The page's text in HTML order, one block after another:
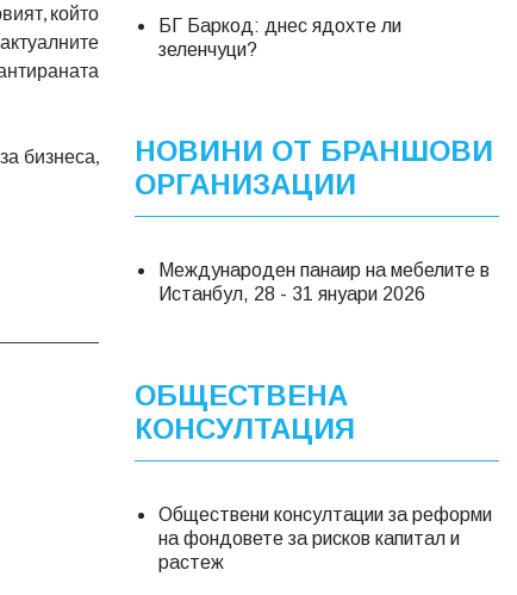
който
бизнеса,
БГ Баркод: днес ядохте ли
зеленчуци?
НОВИНИ ОТ БРАНШОВИ
ОРГАНИЗАЦИИ
Международен панаир на мебелите в
Истанбул, 28 - 31 януари 2026
ОБЩЕСТВЕНА
КОНСУЛТАЦИЯ
Обществени консултации за реформи
на фондовете за рисков капитал и
растеж